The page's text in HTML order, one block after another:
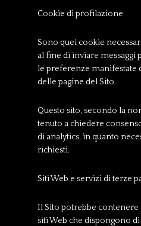
Cookie di profilazione
Sono quei cookie
al fine di inviare messaggi
le preferenze manifestate
delle pagine del Sito.
Questo sito, secondo la
tenuto a chiedere
di analytics, in quanto
richiesti.
Siti Web e servizi di terze
Il Sito potrebbe
siti Web che dispongono